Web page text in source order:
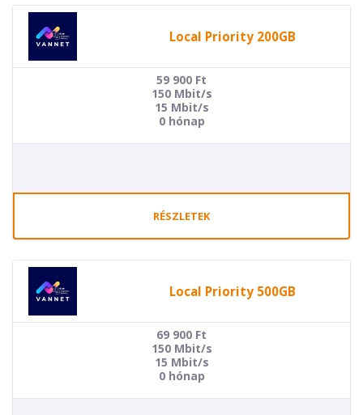
Local Priority 200GB
59 900 Ft
150 Mbit/s
15 Mbit/s
0 hónap
RÉSZLETEK
Local Priority 500GB
69 900 Ft
150 Mbit/s
15 Mbit/s
0 hónap